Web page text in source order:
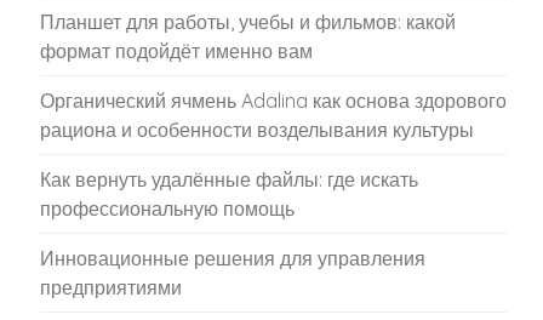
Планшет для работы, учебы и фильмов: какой
формат подойдёт именно вам
Органический ячмень Adalina как основа здорового
рациона и особенности возделывания культуры
Как вернуть удалённые файлы: где искать
профессиональную помощь
Инновационные решения для управления
предприятиями